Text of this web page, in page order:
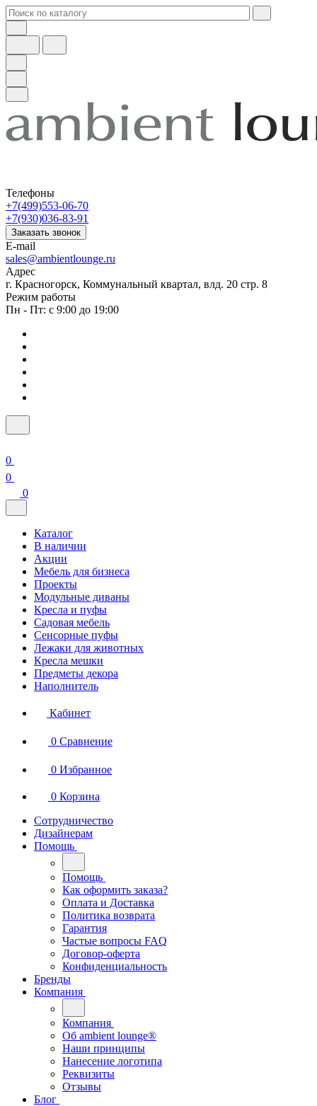
Телефоны
+7(499)553-06-70
+7(930)036-83-91
Заказать звонок
E-mail
sales@ambientlounge.ru
Адрес
г. Красногорск, Коммунальный квартал, влд. 20 стр. 8
Режим работы
Пн - Пт: с 9:00 до 19:00
0
0
0
Каталог
В наличии
Акции
Мебель для бизнеса
Проекты
Модульные диваны
Кресла и пуфы
Садовая мебель
Сенсорные пуфы
Лежаки для животных
Кресла мешки
Предметы декора
Наполнитель
Кабинет
0 Сравнение
0 Избранное
0 Корзина
Сотрудничество
Дизайнерам
Помощь
Помощь
Как оформить заказа?
Оплата и Доставка
Политика возврата
Гарантия
Частые вопросы FAQ
Договор-оферта
Конфиденциальность
Бренды
Компания
Компания
Oб ambient lounge®
Наши принципы
Нанесение логотипа
Реквизиты
Отзывы
Блог